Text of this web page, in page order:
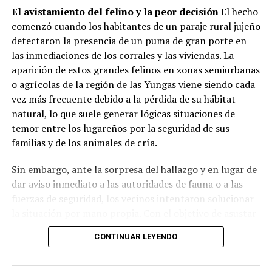
Meriendas: 42,5% del total de prestaciones.
Cenas: 33,3%.
Almuerzos:18,4%.
Desayunos:3,5%.
Módulos alimentarios:2,3%.
Más allá de la comida: Centros de
contención barrial
desarrolla de manera simultánea
propuestas sociales, formativas o recreativas. Entre las
iniciativas complementarias se destacan lostalleres de
El avistamiento del felino y la peor decisiónEl hecho
comenzó cuando los habitantes de un paraje rural jujeño
detectaron la presencia de un puma de gran porte en
las inmediaciones de los corrales y las viviendas. La
aparición de estos grandes felinos en zonas semiurbanas
o agrícolas de la región de las Yungas viene siendo cada
vez más frecuente debido a la pérdida de su hábitat
natural, lo que suele generar lógicas situaciones de
temor entre los lugareños por la seguridad de sus
familias y de los animales de cría.
Sin embargo, ante la sorpresa del hallazgo y en lugar de
dar aviso inmediato a las autoridades de fauna o a las
fuerzas de seguridad, los vecinos intentaron solucionar
al animal para que regresara hacia el monte, decidieron
encender fogatas de manera precaria y arrojar ramas
CONTINUAR LEYENDO